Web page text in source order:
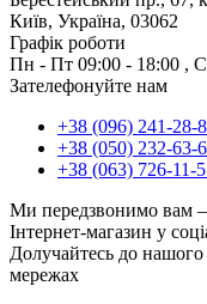
Київ, Україна, 03062
Графік роботи
Пн - Пт 09:00 - 18:00 ,
Зателефонуйте нам
+38 (096) 241-28-
+38 (050) 232-63-
+38 (063) 726-11-
Ми передзвонимо вам
Інтернет-магазин у
Долучайтесь до нашого
мережах